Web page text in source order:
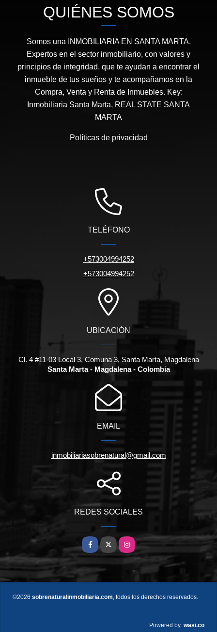
QUIÉNES SOMOS
Somos una INMOBILIARIA EN SANTA MARTA.
Expertos en el sector inmobiliario, con valores y
principios de integridad, que te ayudan a encontrar el
inmueble de tus sueños y te acompañamos en la
Compra, Venta y Renta de Inmuebles. Key:
Inmobiliaria Santa Marta, REAL STATE SANTA
MARTA
Políticas de privacidad
TELÉFONO
+573004994252
+573004994252
UBICACIÓN
Cl. 4 #11-03 Local 3, Comuna 3, Santa Marta, Magdalena
Santa Marta - Magdalena - Colombia
EMAIL
inmobiliariasobrenatural@gmail.com
REDES SOCIALES
Facebook
X Instagram
©2026 sobrenaturalinmobiliaria.com, todos los derechos reservados.
Powered by: wasi.co